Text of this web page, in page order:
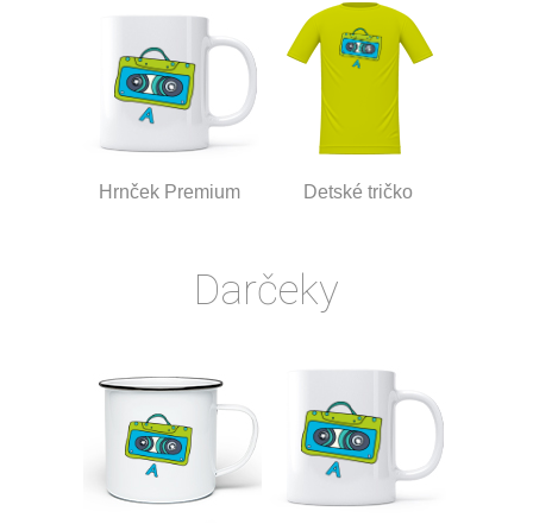
Hrnček Premium Detské tričko
Darčeky